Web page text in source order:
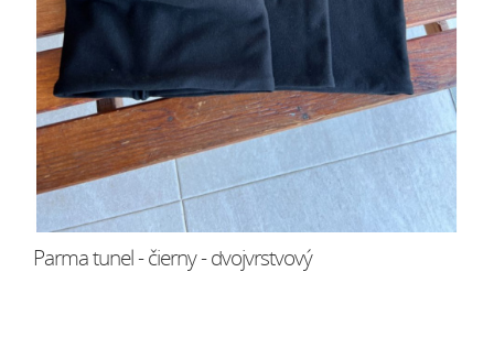
Parma tunel - čierny - dvojvrstvový